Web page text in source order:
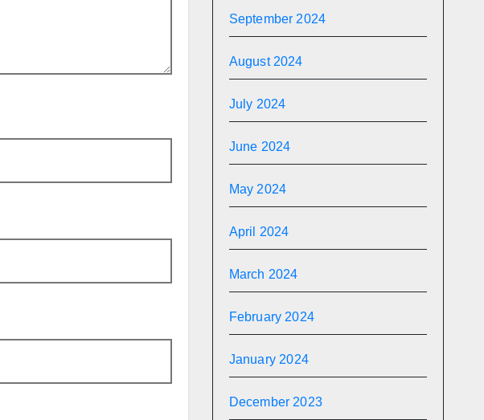
September 2024
August 2024
July 2024
June 2024
May 2024
April 2024
March 2024
February 2024
January 2024
December 2023